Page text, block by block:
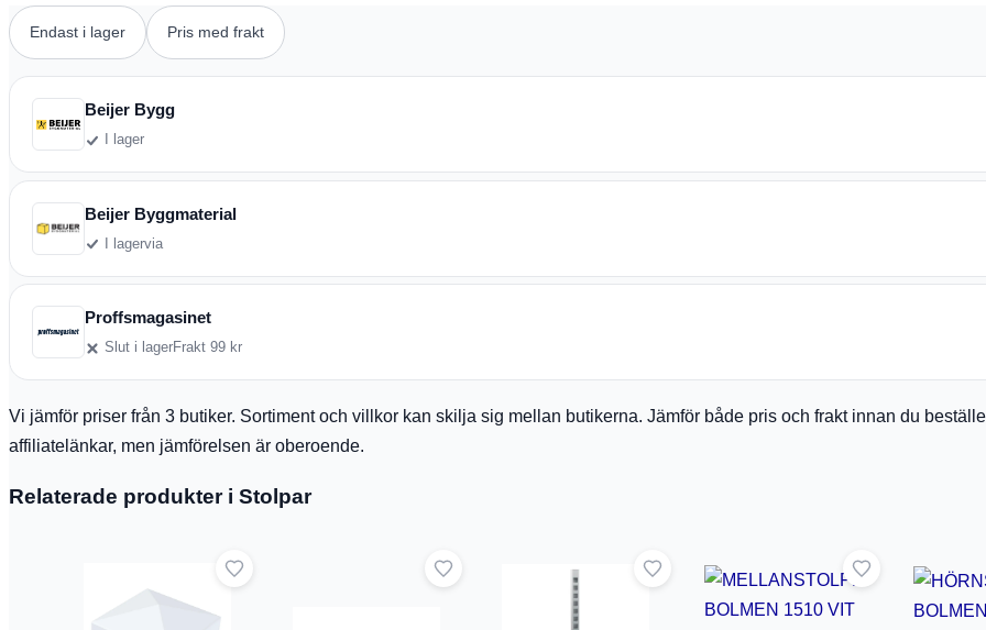
Endast i lager Pris med frakt
Beijer Bygg
I lager
Beijer Byggmaterial
I lagervia
Proffsmagasinet
Slut i lagerFrakt 99 kr
Vi jämför priser från 3 butiker. Sortiment och villkor kan skilja sig mellan butikerna. Jämför både pris och frakt innan du
affiliatelänkar, men jämförelsen är oberoende.
Relaterade produkter i Stolpar